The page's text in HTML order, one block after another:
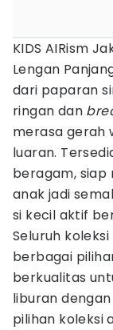
KIDS AIRism
Lengan
dari paparan
ringan dan
merasa gerah
luaran.
beragam,
anak jadi
si kecil aktif
Seluruh koleksi
berbagai
berkualitas
liburan
pilihan koleksi